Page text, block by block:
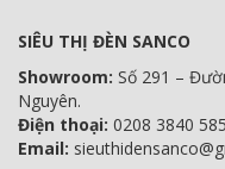
SIÊU THỊ ĐÈN SANCO
Showroom: Số 291 –
Nguyên.
Điện thoại: 0208 3840
Email: